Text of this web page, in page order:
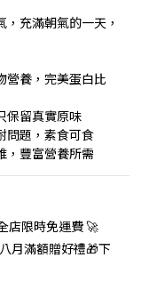
充滿朝氣的一天，
營養，完美蛋白比
保留真實原味
問題，素食可食
，豐富營養所需
店限時免運費 🚀
月滿額贈好禮🎁下